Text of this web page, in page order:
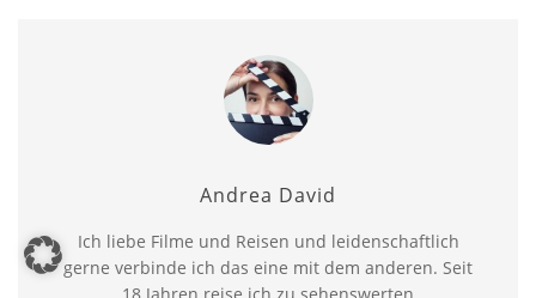
Andrea David
Ich liebe Filme und Reisen und leidenschaftlich
gerne verbinde ich das eine mit dem anderen. Seit